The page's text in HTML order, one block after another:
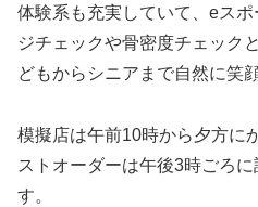
体験系も充実していて、eス
ジチェックや骨密度チェック
どもからシニアまで自然に笑
模擬店は午前10時から夕方に
ストオーダーは午後3時ごろ
す。